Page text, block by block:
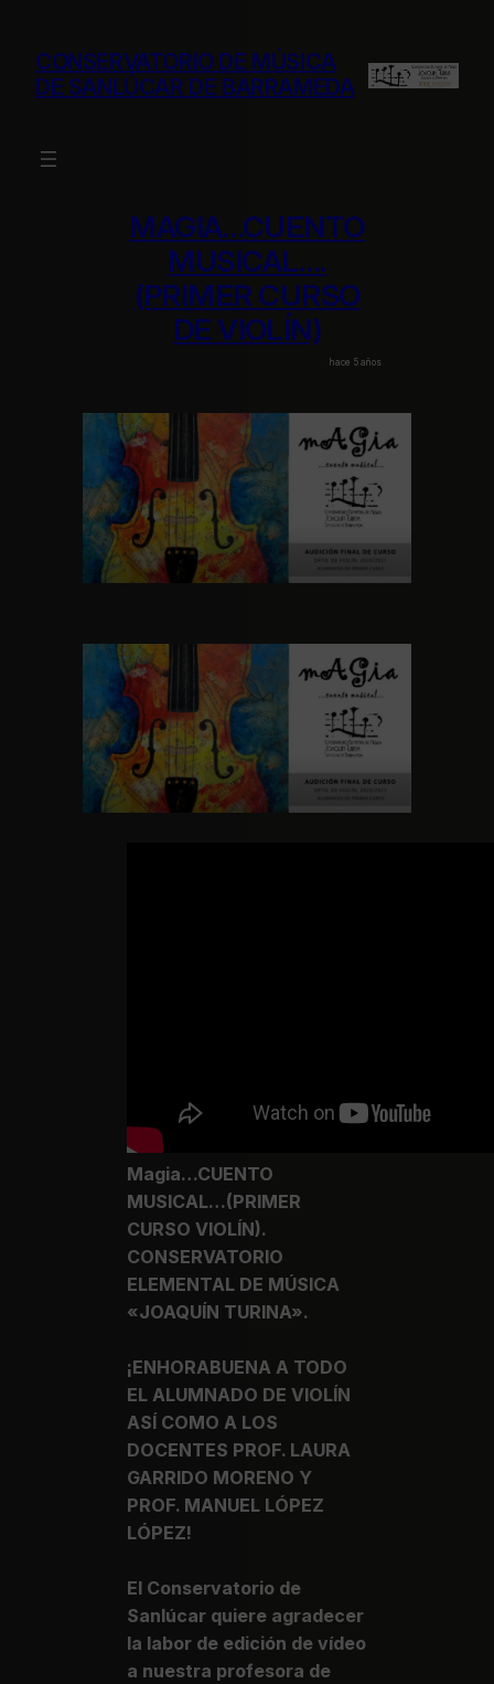
contenido
CONSERVATORIO DE MÚSICA
DE SANLÚCAR DE BARRAMEDA
MAGIA…CUENTO
MUSICAL….
(PRIMER CURSO
DE VIOLÍN)
hace 5 años
Magia…CUENTO
MUSICAL…(PRIMER
CURSO VIOLÍN).
CONSERVATORIO
ELEMENTAL DE MÚSICA
«JOAQUÍN TURINA».
¡ENHORABUENA A TODO
EL ALUMNADO DE VIOLÍN
ASÍ COMO A LOS
DOCENTES PROF. LAURA
GARRIDO MORENO Y
PROF. MANUEL LÓPEZ
LÓPEZ!
El Conservatorio de
Sanlúcar quiere agradecer
la labor de edición de vídeo
a nuestra profesora de